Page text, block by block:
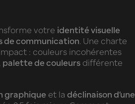
votre identité visuelle
de communication. Une charte
: couleurs incohérentes
palette de couleurs différente
graphique et la déclinaison d’une